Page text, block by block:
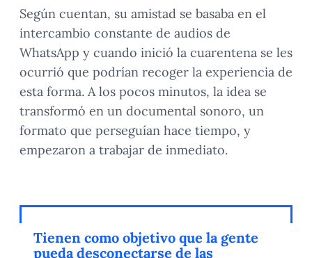
Según cuentan, su amistad se basaba en el
intercambio constante de audios de
WhatsApp y cuando inició la cuarentena se les
ocurrió que podrían recoger la experiencia de
esta forma. A los pocos minutos, la idea se
transformó en un documental sonoro, un
formato que perseguían hace tiempo, y
empezaron a trabajar de inmediato.
Tienen como objetivo que la gente
pueda desconectarse de las